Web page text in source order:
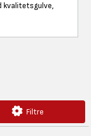
kvalitetsgulve,
Filtre